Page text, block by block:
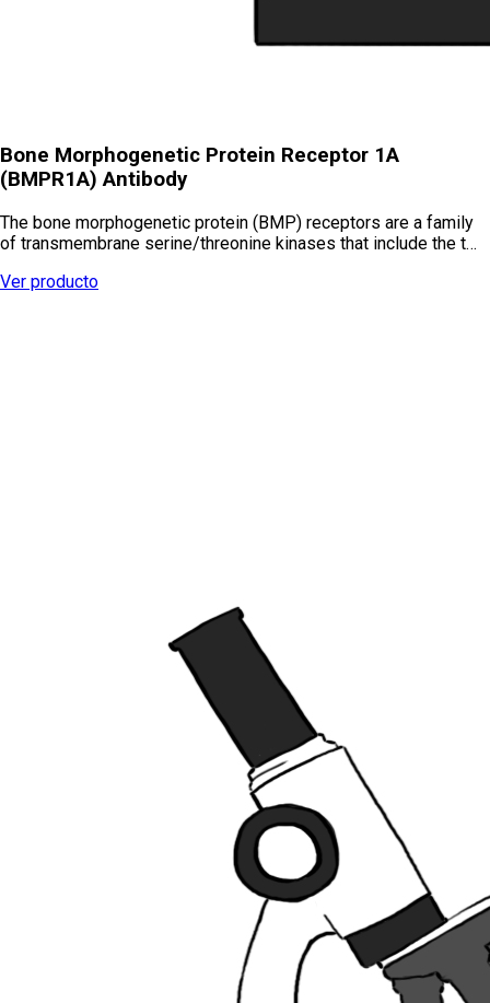
Bone Morphogenetic Protein Receptor 1A
(BMPR1A) Antibody
The bone morphogenetic protein (BMP) receptors are a family
of transmembrane serine/threonine kinases that include the t…
Ver producto